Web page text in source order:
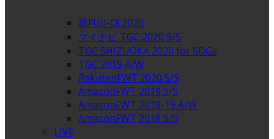
超FUJI-Q! 2020
マイナビ TGC 2020 S/S
TGC SHIZUOKA 2020 for SDGs
TGC 2019 A/W
RakutenFWT 2020 S/S
AmazonFWT 2019 S/S
AmazonFWT 2018-19 A/W
AmazonFWT 2018 S/S
LIVE